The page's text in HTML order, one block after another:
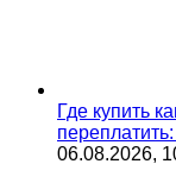
Где купить
06.08.2026,